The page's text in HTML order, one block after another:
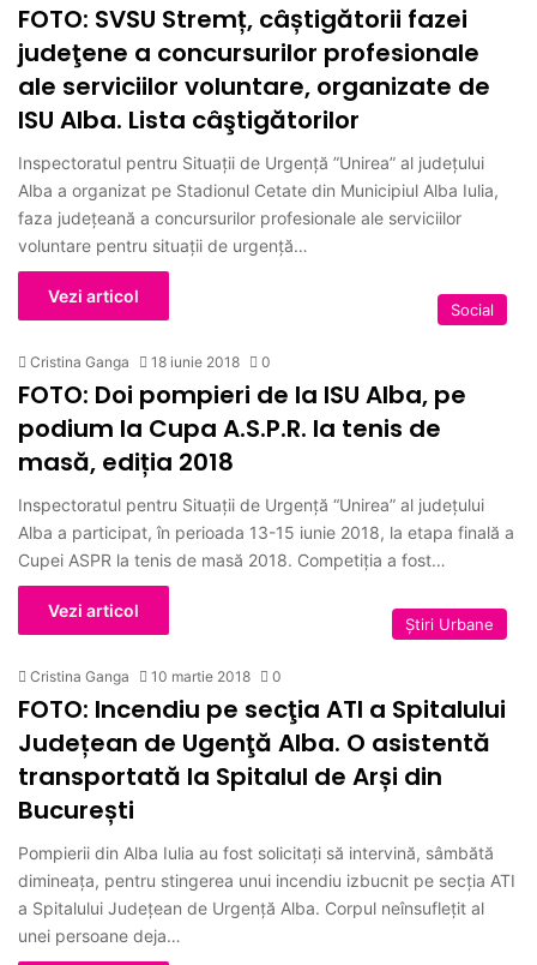
FOTO: SVSU Stremț, câștigătorii fazei
judeţene a concursurilor profesionale
ale serviciilor voluntare, organizate de
ISU Alba. Lista câştigătorilor
Inspectoratul pentru Situaţii de Urgenţă ”Unirea” al judeţului
Alba a organizat pe Stadionul Cetate din Municipiul Alba Iulia,
faza judeţeană a concursurilor profesionale ale serviciilor
voluntare pentru situaţii de urgenţă…
Vezi articol
Social
Cristina Ganga 18 iunie 2018 0
FOTO: Doi pompieri de la ISU Alba, pe
podium la Cupa A.S.P.R. la tenis de
masă, ediția 2018
Inspectoratul pentru Situații de Urgență “Unirea” al județului
Alba a participat, în perioada 13-15 iunie 2018, la etapa finală a
Cupei ASPR la tenis de masă 2018. Competiţia a fost…
Vezi articol
Ştiri Urbane
Cristina Ganga 10 martie 2018 0
FOTO: Incendiu pe secţia ATI a Spitalului
Județean de Ugenţă Alba. O asistentă
transportată la Spitalul de Arși din
București
Pompierii din Alba Iulia au fost solicitaţi să intervină, sâmbătă
dimineața, pentru stingerea unui incendiu izbucnit pe secția ATI
a Spitalului Județean de Urgență Alba. Corpul neînsuflețit al
unei persoane deja…